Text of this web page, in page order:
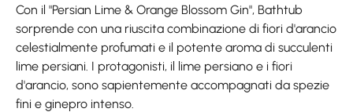
Con il "Persian Lime & Orange Blossom Gin", Bathtub
sorprende con una riuscita combinazione di fiori d'arancio
celestialmente profumati e il potente aroma di succulenti
lime persiani. I protagonisti, il lime persiano e i fiori
d'arancio, sono sapientemente accompagnati da spezie
fini e ginepro intenso.